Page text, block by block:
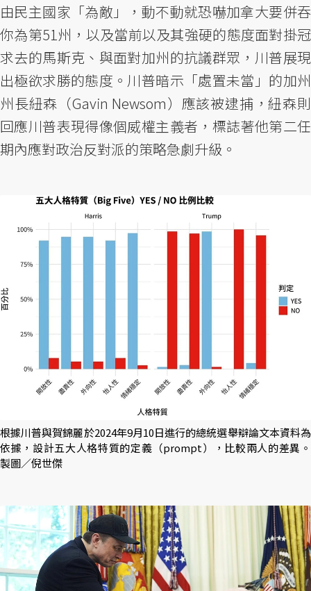
由民主國家「為敵」，動不動就恐嚇加拿大要併吞
你為第51州，以及當前以及其強硬的態度面對掛冠
求去的馬斯克、與面對加州的抗議群眾，川普展現
出極欲求勝的態度。川普暗示「處置未當」的加州
州長紐森（Gavin Newsom）應該被逮捕，紐森則
回應川普表現得像個威權主義者，標誌著他第二任
期內應對政治反對派的策略急劇升級。
根據川普與賀錦麗於2024年9月10日進行的總統選舉辯論文本資料為
依據，設計五大人格特質的定義（prompt），比較兩人的差異。
製圖／倪世傑